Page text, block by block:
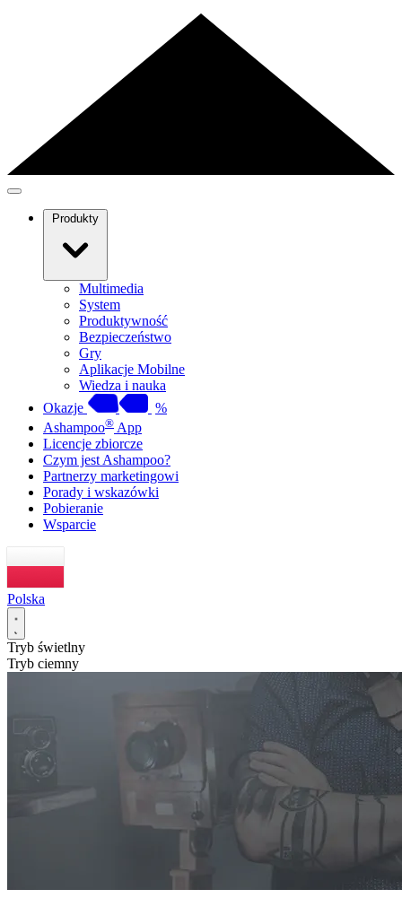
Produkty
Multimedia
System
Produktywność
Bezpieczeństwo
Gry
Aplikacje Mobilne
Wiedza i nauka
Okazje
%
Ashampoo® App
Licencje zbiorcze
Czym jest Ashampoo?
Partnerzy marketingowi
Porady i wskazówki
Pobieranie
Wsparcie
Polska
Tryb świetlny
Tryb ciemny